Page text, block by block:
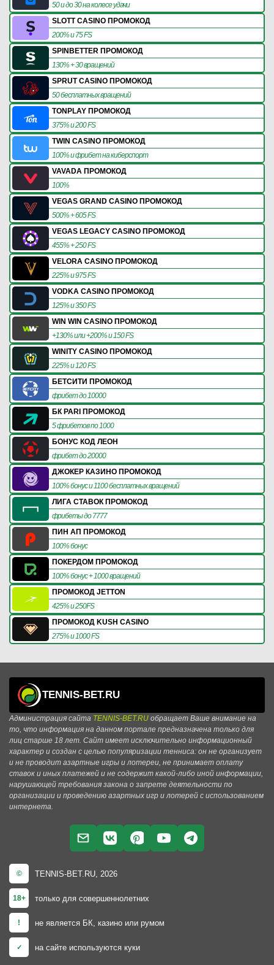
50 и до 30 на колесе удачи
SLOTT CASINO ПРОМОКОД
200% и 75 FS
SPINBETTER ПРОМОКОД
130% + 30 вращений
SPRUT CASINO ПРОМОКОД
50 бесплатных вращений
TONPLAY ПРОМОКОД
375% и 200 FS
TWIN CASINO ПРОМОКОД
100% и фрибет на киберспорт
VAVADA ПРОМОКОД
100%
VEGAS GRAND CASINO ПРОМОКОД
500% + 605 FS
VEGAS LEGACY CASINO ПРОМОКОД
455% + 250 FS
VELORA CASINO ПРОМОКОД
225% и 975 FS
VODKA CASINO ПРОМОКОД
125% и 350 FS
WIN WIN CASINO ПРОМОКОД
+130% или +200% и 150 FS
WINITY CASINO ПРОМОКОД
225% и 120 FS
БЕТСИТИ ПРОМОКОД
фрибет до 10000
БК PARI ПРОМОКОД
5 фрибетов по 1000
БОНУС КОД ЛЕОН
фрибет до 20000
ДЖОКЕР КАЗИНО ПРОМОКОД
100% бонус и 1100 бесплатных вращений
ЛИГА СТАВОК ПРОМОКОД
фрибеты до 7777
ПИН АП ПРОМОКОД
100% бонус
ПОКЕРДОМ ПРОМОКОД
100% бонус + 1000 вращений
ПРОМОКОД JETTON
425% и 250FS
ПРОМОКОД KUSH CASINO
275% и 1000 FS
TENNIS-BET.RU
Администрация сайта TENNIS-BET.RU обращает Ваше внимание на
то, что информация на данном портале предназначена только для
лиц старше 18 лет. Сайт имеет исключительно информационный
характер и создан с целью популяризации тенниса: он не организует
и не проводит азартные игры и лотереи, не принимает оплату
ставок и иных платежей и не содержит какой-либо иной информации,
нарушающей требования закона о запрете деятельности по
организации и проведению азартных игр и лотерей с использованием
интернета.
© TENNIS-BET.RU, 2026
18+ только для совершеннолетних
! не является БК, казино или румом
✓ на сайте используются куки